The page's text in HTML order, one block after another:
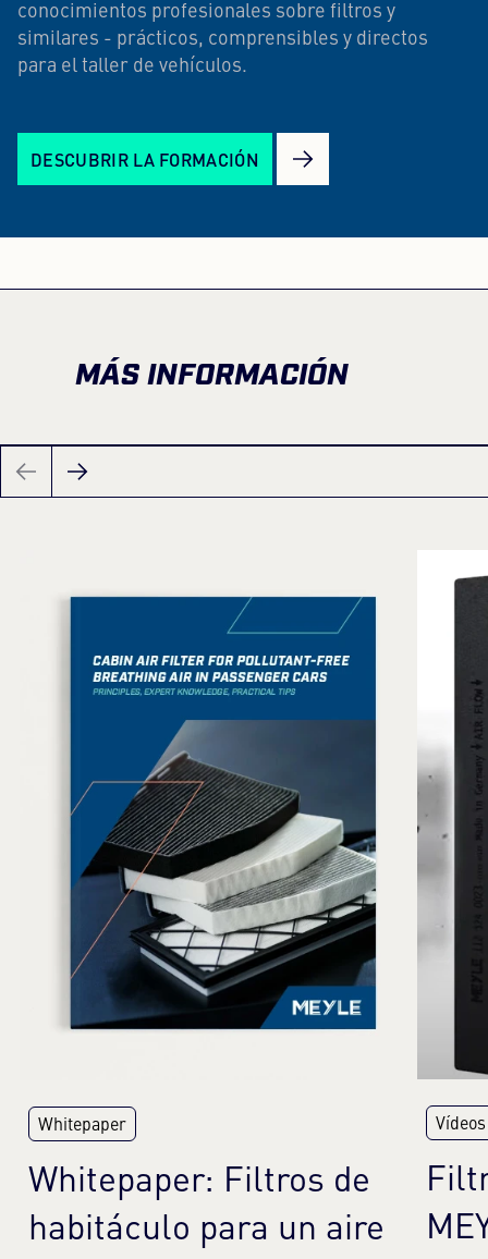
conocimientos profesionales sobre filtros y
similares - prácticos, comprensibles y directos
para el taller de vehículos.
DESCUBRIR LA FORMACIÓN
MÁS INFORMACIÓN
Whitepaper
Whitepaper: Filtros de
habitáculo para un aire
Vídeos